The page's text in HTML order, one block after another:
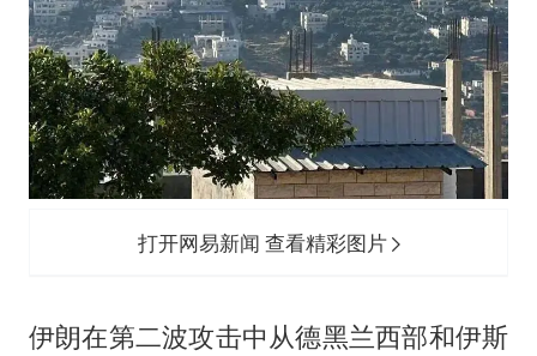
打开网易新闻 查看精彩图片
伊朗在第二波攻击中从德黑兰西部和伊斯